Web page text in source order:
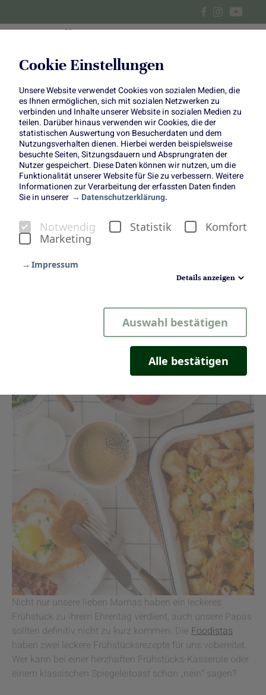
Cookie Einstellungen
Unsere Website verwendet Cookies von sozialen Medien, die
es Ihnen ermöglichen, sich mit sozialen Netzwerken zu
verbinden und Inhalte unserer Website in sozialen Medien zu
teilen. Darüber hinaus verwenden wir Cookies, die der
statistischen Auswertung von Besucherdaten und dem
Nutzungsverhalten dienen. Hierbei werden beispielsweise
besuchte Seiten, Sitzungsdauern und Absprungraten der
Nutzer gespeichert. Diese Daten können wir nutzen, um die
Funktionalität unserer Website für Sie zu verbessern. Weitere
Informationen zur Verarbeitung der erfassten Daten finden
Sie in unserer
Datenschutzerklärung.
Notwendig Statistik
Komfort
Marketing
Impressum
Details anzeigen
Auswahl bestätigen
Alle bestätigen
Brunch-Rezepte zum Vatertag
Brunch-Rezepte zum
Vatertag
Ein herzhaftes Frühstück zu Papas Ehrentag
Nicht nur unsere lieben Mamas haben ein leckeres
Frühstück zu ihrem Ehrentag verdient, auch unsere Papas
sollten definitiv nicht zu kurz kommen. Die Foodistas
haben zwei leckere Frühstücksrezepte für uns vobereitet.
Wer kann bei einer herzhaften Frühstücks-Kasserole oder
einem klassischen Spiegeleitoast schon „nein“ sagen?